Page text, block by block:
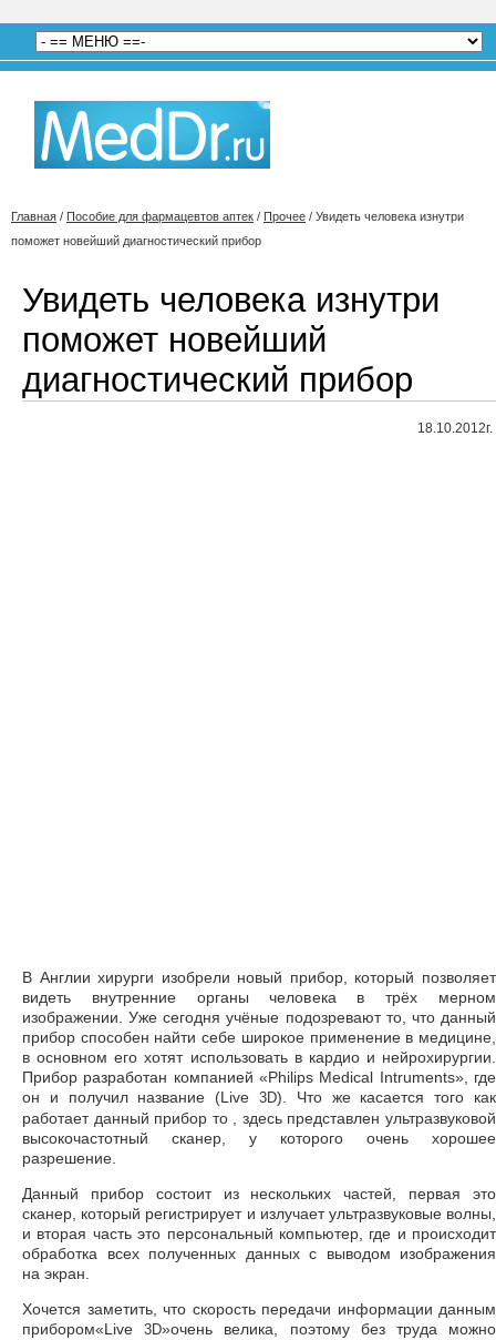
Главная / Пособие для фармацевтов аптек / Прочее / Увидеть человека изнутри
поможет новейший диагностический прибор
Увидеть человека изнутри
поможет новейший
диагностический прибор
18.10.2012г.
В Англии хирурги изобрели новый прибор, который позволяет
видеть внутренние органы человека в трёх мерном
изображении. Уже сегодня учёные подозревают то, что данный
прибор способен найти себе широкое применение в медицине,
в основном его хотят использовать в кардио и нейрохирургии.
Прибор разработан компанией «Philips Medical Intruments», где
он и получил название (Live 3D). Что же касается того как
работает данный прибор то , здесь представлен ультразвуковой
высокочастотный сканер, у которого очень хорошее
разрешение.
Данный прибор состоит из нескольких частей, первая это
сканер, который регистрирует и излучает ультразвуковые волны,
и вторая часть это персональный компьютер, где и происходит
обработка всех полученных данных с выводом изображения
на экран.
Хочется заметить, что скорость передачи информации данным
прибором«Live3D»очень велика, поэтому без труда можно